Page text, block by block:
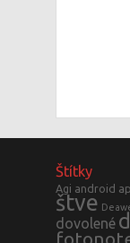
Štítky
Agi android
štve
dovolené